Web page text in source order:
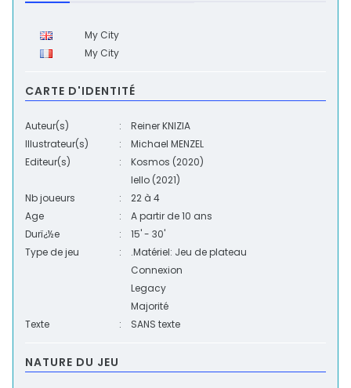
My City
My City
CARTE D'IDENTITÉ
Auteur(s) :
Reiner KNIZIA
Illustrateur(s)
:
Michael MENZEL
Editeur(s)
: Kosmos (2020)
Iello (2021)
Nb joueurs
: 22 à 4
Age
:
A partir de 10 ans
Durï¿½e
:
15' - 30'
Type de jeu
:
.Matériel: Jeu de plateau
Connexion
Legacy
Majorité
Texte
: SANS texte
NATURE DU JEU